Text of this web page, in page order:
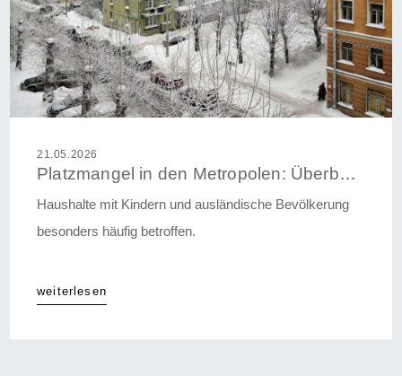
21.05.2026
Platzmangel in den Metropolen: Überbelegung in Städten dreimal so hoch wie auf dem Land
Haushalte mit Kindern und ausländische Bevölkerung
besonders häufig betroffen.
weiterlesen